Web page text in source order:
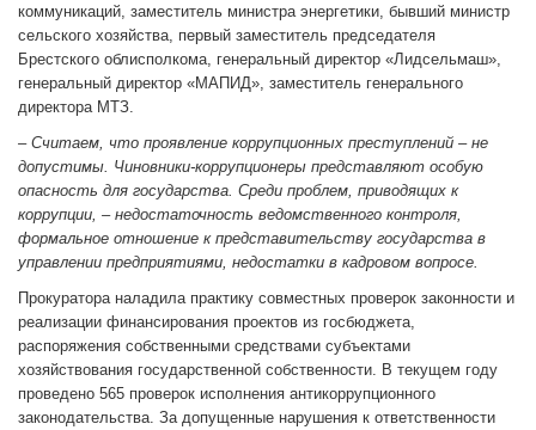
коммуникаций, заместитель министра энергетики, бывший министр
сельского хозяйства, первый заместитель председателя
Брестского облисполкома, генеральный директор «Лидсельмаш»,
генеральный директор «МАПИД», заместитель генерального
директора МТЗ.
– Считаем, что проявление коррупционных преступлений – не
допустимы. Чиновники-коррупционеры представляют особую
опасность для государства. Среди проблем, приводящих к
коррупции, – недостаточность ведомственного контроля,
формальное отношение к представительству государства в
управлении предприятиями, недостатки в кадровом вопросе.
Прокуратора наладила практику совместных проверок законности и
реализации финансирования проектов из госбюджета,
распоряжения собственными средствами субъектами
хозяйствования государственной собственности. В текущем году
проведено 565 проверок исполнения антикоррупционного
законодательства. За допущенные нарушения к ответственности